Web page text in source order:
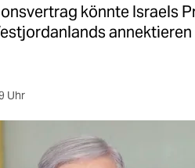
könnte Israels
Uhr